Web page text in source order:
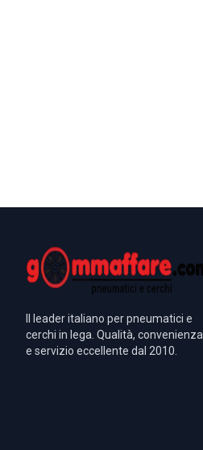
Il leader italiano per pneumatici e
cerchi in lega. Qualità, convenienza
e servizio eccellente dal 2010.